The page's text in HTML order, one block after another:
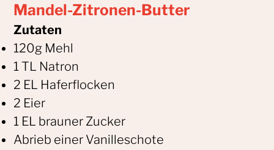
Mandel-Zitronen-Butter
Zutaten
120g Mehl
1 TL Natron
2 EL Haferflocken
2 Eier
1 EL brauner Zucker
Abrieb einer Vanilleschote